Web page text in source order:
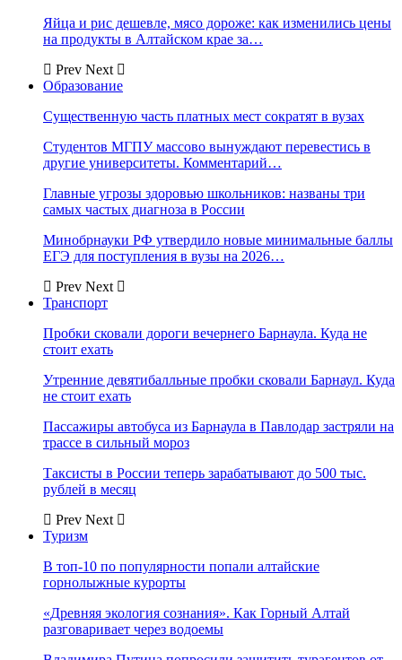
Яйца и рис дешевле, мясо дороже: как изменились цены
на продукты в Алтайском крае за…
Prev Next
Образование
Существенную часть платных мест сократят в вузах
Студентов МГПУ массово вынуждают перевестись в
другие университеты. Комментарий…
Главные угрозы здоровью школьников: названы три
самых частых диагноза в России
Минобрнауки РФ утвердило новые минимальные баллы
ЕГЭ для поступления в вузы на 2026…
Prev Next
Транспорт
Пробки сковали дороги вечернего Барнаула. Куда не
стоит ехать
Утренние девятибалльные пробки сковали Барнаул. Куда
не стоит ехать
Пассажиры автобуса из Барнаула в Павлодар застряли на
трассе в сильный мороз
Таксисты в России теперь зарабатывают до 500 тыс.
рублей в месяц
Prev Next
Туризм
В топ-10 по популярности попали алтайские
горнолыжные курорты
«Древняя экология сознания». Как Горный Алтай
разговаривает через водоемы